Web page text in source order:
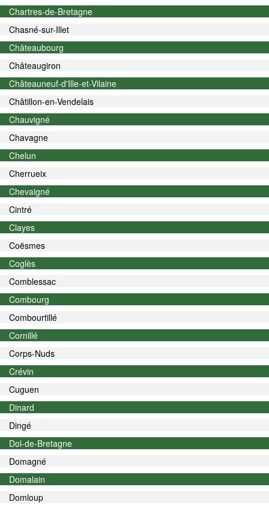
Chartres-de-Bretagne
Chasné-sur-Illet
Châteaubourg
Châteaugiron
Châteauneuf-d'Ille-et-Vilaine
Châtillon-en-Vendelais
Chauvigné
Chavagne
Chelun
Cherrueix
Chevaigné
Cintré
Clayes
Coësmes
Coglès
Comblessac
Combourg
Combourtillé
Cornillé
Corps-Nuds
Crévin
Cuguen
Dinard
Dingé
Dol-de-Bretagne
Domagné
Domalain
Domloup